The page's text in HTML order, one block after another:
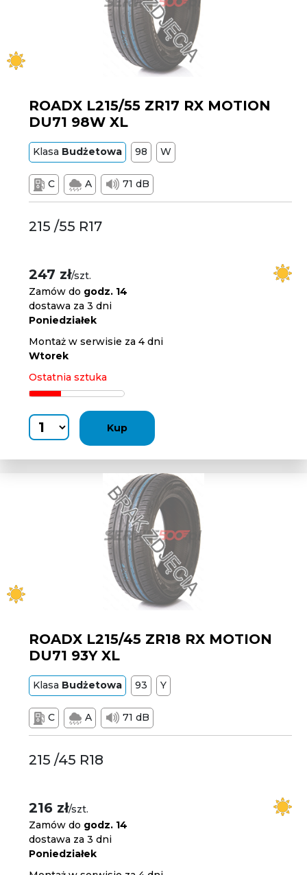
ROADX L215/55 ZR17 RX MOTION
DU71 98W XL
Klasa Budżetowa 98 W
C A 71 dB
215 /55 R17
247 zł/szt.
Zamów do godz. 14
dostawa za 3 dni
Poniedziałek
Montaż w serwisie za 4 dni
Wtorek
Ostatnia sztuka
Kup
ROADX L215/45 ZR18 RX MOTION
DU71 93Y XL
Klasa Budżetowa 93 Y
C A 71 dB
215 /45 R18
216 zł/szt.
Zamów do godz. 14
dostawa za 3 dni
Poniedziałek